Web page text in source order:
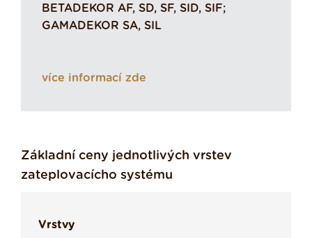
BETADEKOR AF, SD, SF, SID, SIF;
GAMADEKOR SA, SIL
více informací zde
Základní ceny jednotlivých vrstev
zateplovacícho systému
Vrstvy